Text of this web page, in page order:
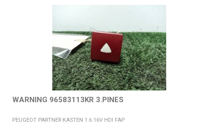
WARNING 96583113KR 3.PINES
PEUGEOT PARTNER KASTEN 1.6 16V HDI FAP